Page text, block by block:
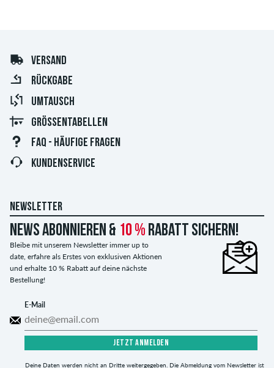
VERSAND
RÜCKGABE
UMTAUSCH
GRÖSSENTABELLEN
FAQ - HÄUFIGE FRAGEN
KUNDENSERVICE
NEWSLETTER
News abonnieren & 10 % Rabatt sichern!
Bleibe mit unserem Newsletter immer up to
date, erfahre als Erstes von exklusiven Aktionen
und erhalte 10 % Rabatt auf deine nächste
Bestellung!
E-Mail
JETZT ANMELDEN
Deine Daten werden nicht an Dritte weitergegeben. Die Abmeldung vom Newsletter ist